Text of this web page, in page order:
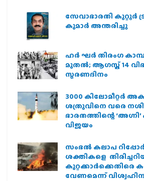
സേവാഭാരതി കുറ്റൂർ
കുമാർ അന്തരിച്ചു
ഹര്‍ ഘര്‍ തിരംഗ
മുതല്‍; ആഗസ്ത് 14
സ്മരണദിനം
3000 കിലോമീറ്റർ
ശത്രുവിനെ വരെ
ഭാരതത്തിന്റെ
വിജയം
സംഭൽ കലാപ
ശക്തികളെ
കുറ്റക്കാർക്കെതിരെ
വേണമെന്ന്